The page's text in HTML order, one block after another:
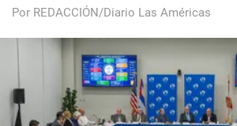
Por REDACCIÓN/Diario Las Américas